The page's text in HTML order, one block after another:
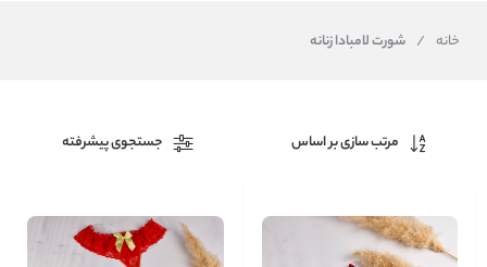
خانه / شورت لامبادا زنانه
مرتب سازی بر اساس جستجوی پیشرفته